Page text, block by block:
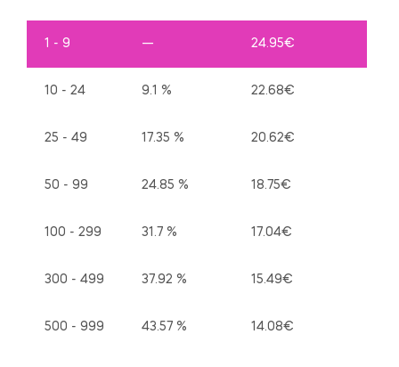
1 - 9 — 24.95€
10 - 24 9.1 % 22.68€
25 - 49 17.35 % 20.62€
50 - 99 24.85 % 18.75€
100 - 299 31.7 % 17.04€
300 - 499 37.92 % 15.49€
500 - 999 43.57 % 14.08€